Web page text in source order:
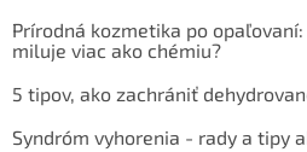
Prírodná kozmetika po
miluje viac ako chémiu?
5 tipov, ako zachrániť
Syndróm vyhorenia - rady a tipy